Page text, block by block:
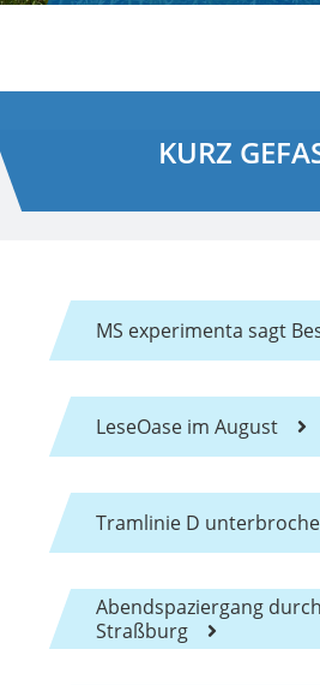
KURZ
MS experimenta sagt
LeseOase im August
Tramlinie D
Abendspaziergang durch
Straßburg